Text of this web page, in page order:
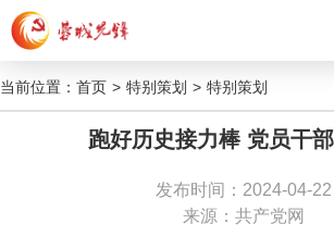
当前位置： 首页 > 特别策划 > 特别策划
跑好历史接力棒 党员干
发布时间：2024-04-22
来源：共产党网